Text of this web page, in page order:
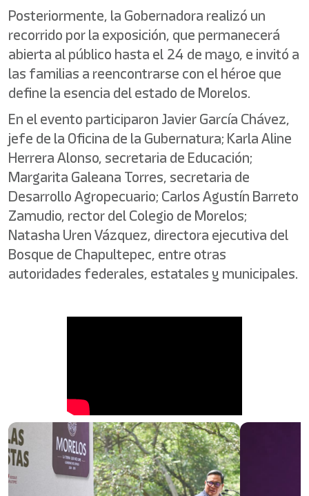
Posteriormente, la Gobernadora realizó un
recorrido por la exposición, que permanecerá
abierta al público hasta el 24 de mayo, e invitó a
las familias a reencontrarse con el héroe que
define la esencia del estado de Morelos.
En el evento participaron Javier García Chávez,
jefe de la Oficina de la Gubernatura; Karla Aline
Herrera Alonso, secretaria de Educación;
Margarita Galeana Torres, secretaria de
Desarrollo Agropecuario; Carlos Agustín Barreto
Zamudio, rector del Colegio de Morelos;
Natasha Uren Vázquez, directora ejecutiva del
Bosque de Chapultepec, entre otras
autoridades federales, estatales y municipales.